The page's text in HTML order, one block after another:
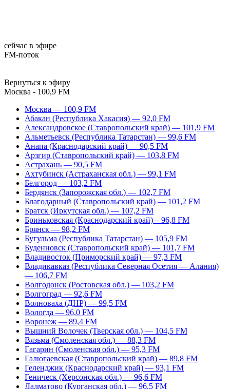
сейчас в эфире
FM-поток
Вернуться к эфиру
Москва - 100,9 FM
Москва — 100,9 FM
Абакан (Республика Хакасия) — 92,0 FM
Александровское (Ставропольский край) — 101,9 FM
Альметьевск (Республика Татарстан) — 99,6 FM
Анапа (Краснодарский край) — 90,5 FM
Арзгир (Ставропольский край) — 103,8 FM
Астрахань — 90,5 FM
Ахтубинск (Астраханская обл.) — 99,1 FM
Белгород — 103,2 FM
Бердянск (Запорожская обл.) — 102,7 FM
Благодарный (Ставропольский край) — 101,2 FM
Братск (Иркутская обл.) — 107,2 FM
Бриньковская (Краснодарский край) – 96,8 FM
Брянск — 98,2 FM
Бугульма (Республика Татарстан) — 105,9 FM
Буденновск (Ставропольский край) — 101,7 FM
Владивосток (Приморский край) — 97,3 FM
Владикавказ (Республика Северная Осетия — Алания)
— 106,7 FM
Волгодонск (Ростовская обл.) — 103,2 FM
Волгоград — 92,6 FM
Волноваха (ДНР) — 99,5 FM
Вологда — 96,0 FM
Воронеж — 89,4 FM
Вышний Волочек (Тверская обл.) — 104,5 FM
Вязьма (Смоленская обл.) — 88,3 FM
Гагарин (Смоленская обл.) — 95,3 FM
Галюгаевская (Ставропольский край) — 89,8 FM
Геленджик (Краснодарский край) — 93,1 FM
Геническ (Херсонская обл.) — 96,6 FM
Далматово (Курганская обл.) — 96,5 FM